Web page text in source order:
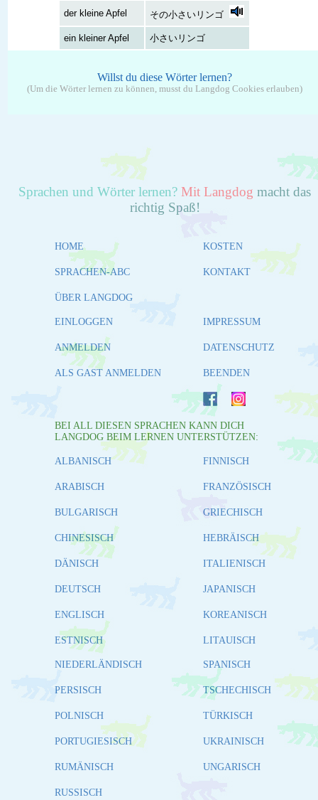
der kleine Apfel その小さいリンゴ
ein kleiner Apfel 小さいリンゴ
Willst du diese Wörter lernen?
(Um die Wörter lernen zu können, musst du Langdog Cookies erlauben)
Sprachen und Wörter lernen? Mit Langdog macht das
richtig Spaß!
HOME
SPRACHEN-ABC
ÜBER LANGDOG
KOSTEN
KONTAKT
EINLOGGEN
ANMELDEN
ALS GAST ANMELDEN
IMPRESSUM
DATENSCHUTZ
BEENDEN
BEI ALL DIESEN SPRACHEN KANN DICH
LANGDOG BEIM LERNEN UNTERSTÜTZEN:
ALBANISCH
ARABISCH
BULGARISCH
CHINESISCH
DÄNISCH
DEUTSCH
ENGLISCH
ESTNISCH
FINNISCH
FRANZÖSISCH
GRIECHISCH
HEBRÄISCH
ITALIENISCH
JAPANISCH
KOREANISCH
LITAUISCH
NIEDERLÄNDISCH
PERSISCH
POLNISCH
PORTUGIESISCH
RUMÄNISCH
RUSSISCH
SPANISCH
TSCHECHISCH
TÜRKISCH
UKRAINISCH
UNGARISCH